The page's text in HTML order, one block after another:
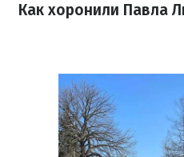
Как хоронили Павла